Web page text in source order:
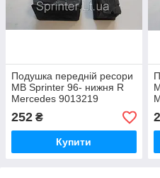
Подушка передній ресори
MB Sprinter 96- нижня R
Mercedes 9013219
252 ₴
Купити